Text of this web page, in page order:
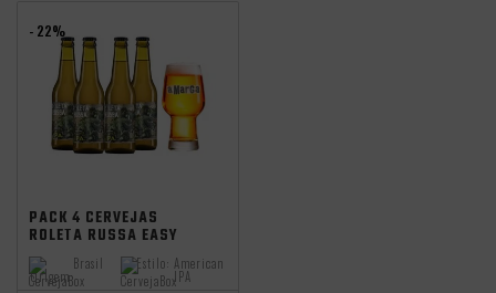
- 22%
PACK 4 CERVEJAS
ROLETA RUSSA EASY
IPA 355ML + COPO
Origem:
Brasil Estilo: American
IPA